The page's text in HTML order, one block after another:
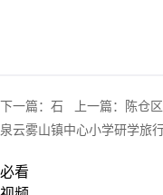
上一篇： 陈仓
下一篇： 石
泉云雾山镇中心小学研学旅
必看